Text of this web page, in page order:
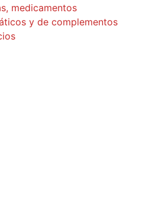
medicamentos
y de complementos